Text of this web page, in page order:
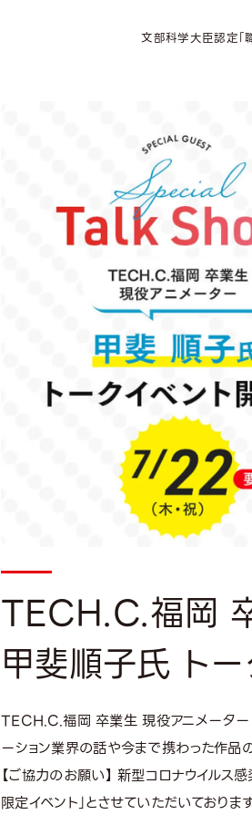
文部科学大臣認定「
TECH.C.福岡
甲斐順子氏 トー
TECH.C.福岡 卒業生 現役アニメーター
ーション業界の話や今まで携わった作品
【ご協力のお願い】 新型コロナウイルス
限定イベント」とさせていただいておりま